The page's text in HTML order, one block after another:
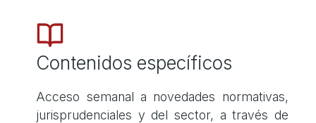
Contenidos específicos
Acceso semanal a novedades normativas,
jurisprudenciales y del sector, a través de